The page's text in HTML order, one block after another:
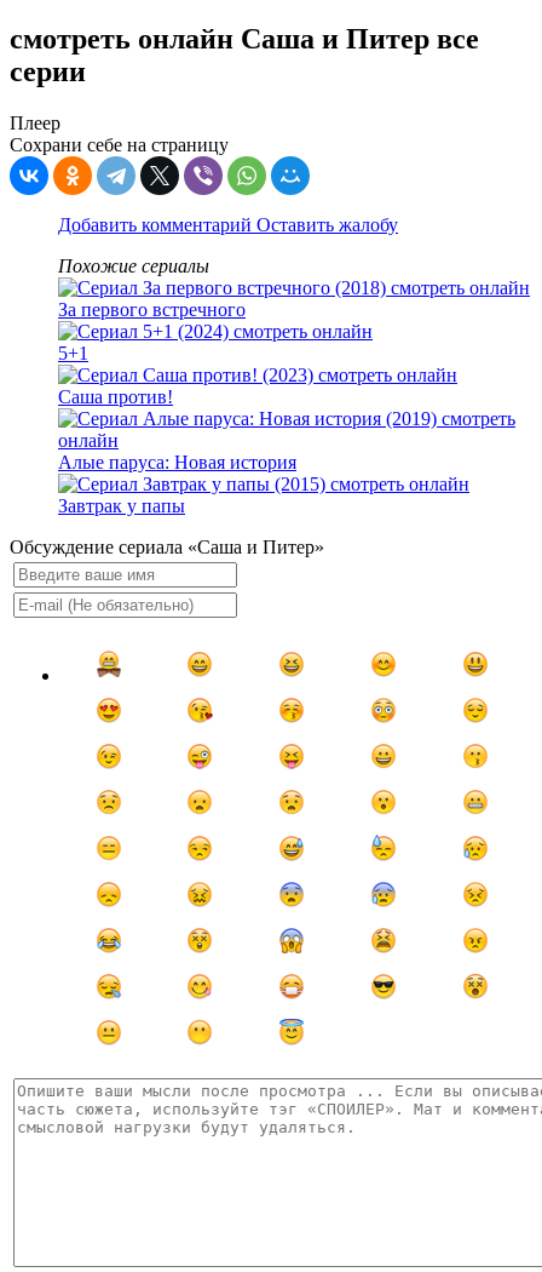
смотреть онлайн Саша и Питер все
серии
Плеер
Сохрани себе на страницу
Добавить комментарий Оставить жалобу
Похожие сериалы
За первого встречного
5+1
Саша против!
Алые паруса: Новая история
Завтрак у папы
Обсуждение сериала «Саша и Питер»